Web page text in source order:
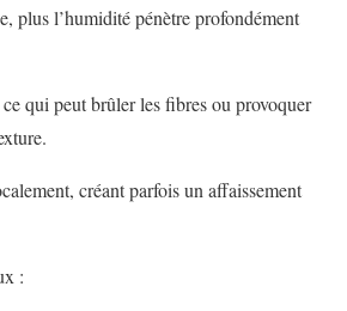
plus l’humidité pénètre profondément
qui peut brûler les fibres ou provoquer
créant parfois un affaissement
: